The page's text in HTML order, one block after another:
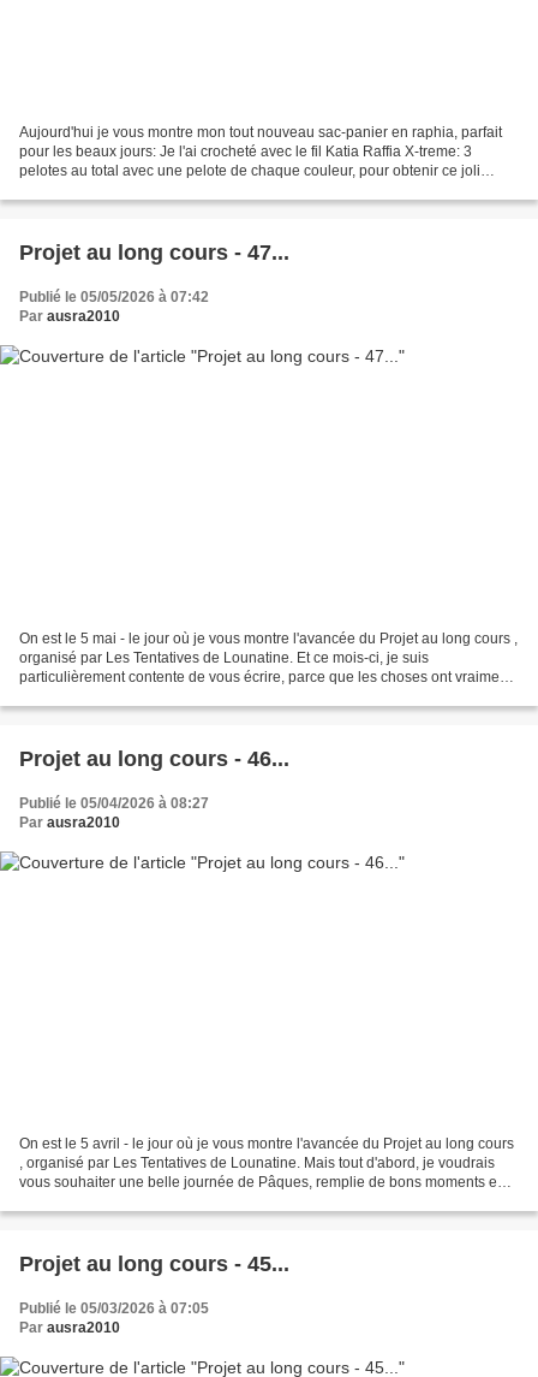
Aujourd'hui je vous montre mon tout nouveau sac-panier en raphia, parfait
pour les beaux jours: Je l'ai crocheté avec le fil Katia Raffia X-treme: 3
pelotes au total avec une pelote de chaque couleur, pour obtenir ce joli
Projet au long cours - 47...
Publié le 05/05/2026 à 07:42
Par ausra2010
On est le 5 mai - le jour où je vous montre l'avancée du Projet au long cours ,
organisé par Les Tentatives de Lounatine. Et ce mois-ci, je suis
particulièrement contente de vous écrire, parce que les choses ont vraiment
Projet au long cours - 46...
Publié le 05/04/2026 à 08:27
Par ausra2010
On est le 5 avril - le jour où je vous montre l'avancée du Projet au long cours
, organisé par Les Tentatives de Lounatine. Mais tout d'abord, je voudrais
vous souhaiter une belle journée de Pâques, remplie de bons moments en
Projet au long cours - 45...
Publié le 05/03/2026 à 07:05
Par ausra2010